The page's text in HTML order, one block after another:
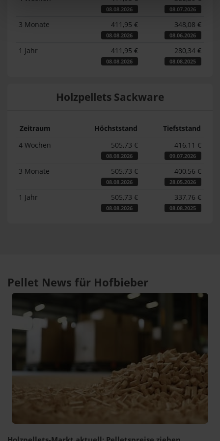
08.08.2026 08.07.2026
3 Monate 411,95 €
08.08.2026
348,08 €
08.06.2026
1 Jahr 411,95 €
08.08.2026
280,34 €
08.08.2025
Holzpellets Sackware
Zeitraum Höchststand
Tiefststand
4 Wochen
505,73 €
08.08.2026
416,11 €
09.07.2026
3 Monate 505,73 €
08.08.2026
400,56 €
28.05.2026
1 Jahr 505,73 €
08.08.2026
337,76 €
08.08.2025
Pellet News für Hofbieber